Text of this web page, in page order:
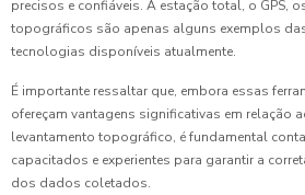
precisos e confiáveis. A estação total, o GPS,
topográficos são apenas alguns exemplos
tecnologias disponíveis atualmente.
É importante ressaltar que, embora essas
ofereçam vantagens significativas em relação
levantamento topográfico, é fundamental
capacitados e experientes para garantir a
dos dados coletados.